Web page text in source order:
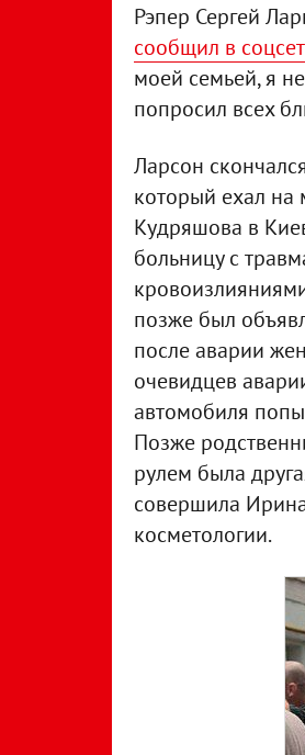
Рэпер Сергей
сообщил в
моей семьей, я
попросил всех
Ларсон
который ехал на
Кудряшова в
больницу с
позже был
после аварии
очевидцев
автомобиля
Позже
рулем была
совершила
косметологии.